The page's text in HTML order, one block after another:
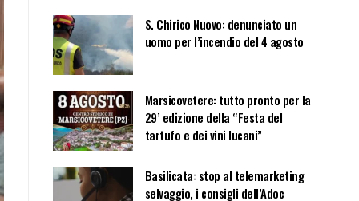
S. Chirico Nuovo: denunciato un
uomo per l’incendio del 4 agosto
Marsicovetere: tutto pronto per la
29’ edizione della “Festa del
tartufo e dei vini lucani”
Basilicata: stop al telemarketing
selvaggio, i consigli dell’Adoc